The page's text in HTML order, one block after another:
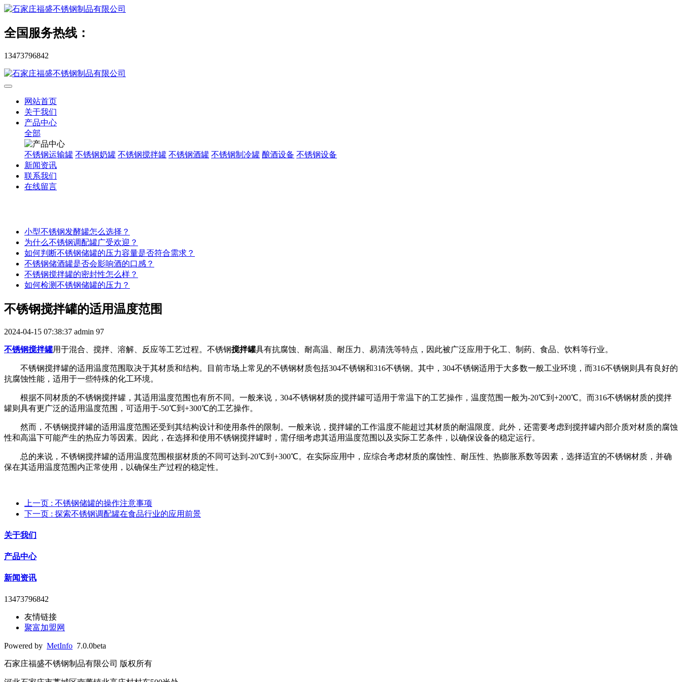
全国服务热线：
13473796842
网站首页
关于我们
产品中心
全部
不锈钢运输罐 不锈钢奶罐 不锈钢搅拌罐 不锈钢酒罐 不锈钢制冷罐 酿酒设备 不锈钢设备
新闻资讯
联系我们
在线留言
小型不锈钢发酵罐怎么选择？
为什么不锈钢调配罐广受欢迎？
如何判断不锈钢储罐的压力容量是否符合需求？
不锈钢储酒罐是否会影响酒的口感？
不锈钢搅拌罐的密封性怎么样？
如何检测不锈钢储罐的压力？
不锈钢搅拌罐的适用温度范围
2024-04-15 07:38:37 admin 97
不锈钢搅拌罐用于混合、搅拌、溶解、反应等工艺过程。不锈钢搅拌罐具有抗腐蚀、耐高温、耐压力、易清洗等特点，因此被广泛应用于化工、制药、食品、饮料等行业。
不锈钢搅拌罐的适用温度范围取决于其材质和结构。目前市场上常见的不锈钢材质包括304不锈钢和316不锈钢。其中，304不锈钢适用于大多数一般工业环境，而316不锈钢则具有良好的
抗腐蚀性能，适用于一些特殊的化工环境。
根据不同材质的不锈钢搅拌罐，其适用温度范围也有所不同。一般来说，304不锈钢材质的搅拌罐可适用于常温下的工艺操作，温度范围一般为-20℃到+200℃。而316不锈钢材质的搅拌
罐则具有更广泛的适用温度范围，可适用于-50℃到+300℃的工艺操作。
然而，不锈钢搅拌罐的适用温度范围还受到其结构设计和使用条件的限制。一般来说，搅拌罐的工作温度不能超过其材质的耐温限度。此外，还需要考虑到搅拌罐内部介质对材质的腐蚀
性和高温下可能产生的热应力等因素。因此，在选择和使用不锈钢搅拌罐时，需仔细考虑其适用温度范围以及实际工艺条件，以确保设备的稳定运行。
总的来说，不锈钢搅拌罐的适用温度范围根据材质的不同可达到-20℃到+300℃。在实际应用中，应综合考虑材质的腐蚀性、耐压性、热膨胀系数等因素，选择适宜的不锈钢材质，并确
保在其适用温度范围内正常使用，以确保生产过程的稳定性。
上一页 : 不锈钢储罐的操作注意事项
下一页 : 探索不锈钢调配罐在食品行业的应用前景
关于我们
产品中心
新闻资讯
13473796842
友情链接
聚富加盟网
Powered by MetInfo 7.0.0beta
石家庄福盛不锈钢制品有限公司 版权所有